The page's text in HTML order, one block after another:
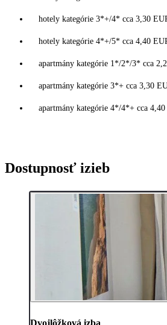
hotely kategórie 3*+/4* cca 3,30
hotely kategórie 4*+/5* cca 4,40
apartmány kategórie 1*/2*/3* cca
apartmány kategórie 3*+ cca 3,30
apartmány kategórie 4*/4*+ cca 4,40
Dostupnosť izieb
Dvojlôžková izba